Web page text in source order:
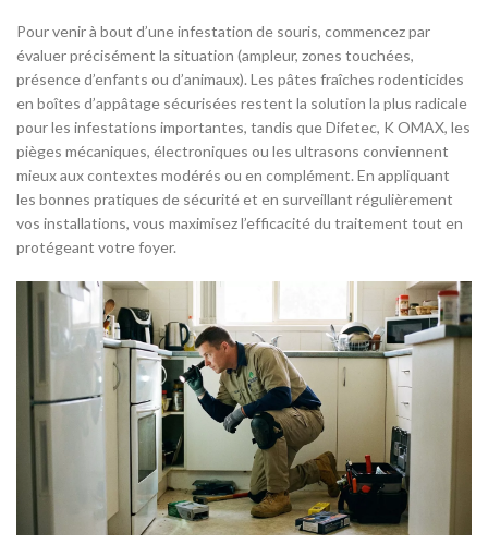
Pour venir à bout d’une infestation de souris, commencez par
évaluer précisément la situation (ampleur, zones touchées,
présence d’enfants ou d’animaux). Les pâtes fraîches rodenticides
en boîtes d’appâtage sécurisées restent la solution la plus radicale
pour les infestations importantes, tandis que Difetec, K OMAX, les
pièges mécaniques, électroniques ou les ultrasons conviennent
mieux aux contextes modérés ou en complément. En appliquant
les bonnes pratiques de sécurité et en surveillant régulièrement
vos installations, vous maximisez l’efficacité du traitement tout en
protégeant votre foyer.